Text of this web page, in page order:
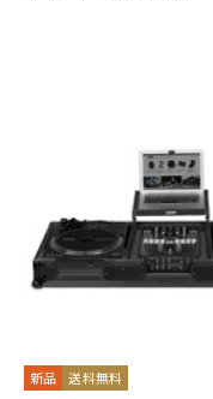
新品 送料無料